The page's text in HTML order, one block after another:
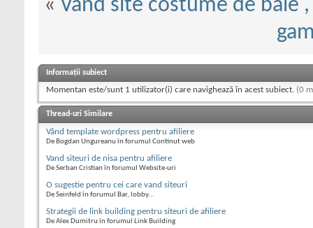
« Vand site costume de baie
Informații subiect
Momentan este/sunt 1 utilizator(i) care navighează în acest subiect. (0
Thread-uri Similare
Vând template wordpress pentru afiliere
De Bogdan Ungureanu în forumul Continut web
Vand siteuri de nisa pentru afiliere
De Serban Cristian în forumul Website-uri
O sugestie pentru cei care vand siteuri
De Seinfeld în forumul Bar, lobby...
Strategii de link building pentru siteuri de afiliere
De Alex Dumitru în forumul Link Building